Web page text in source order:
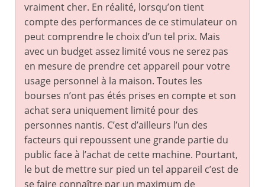
vraiment cher. En réalité, lorsqu’on tient
compte des performances de ce stimulateur on
peut comprendre le choix d’un tel prix. Mais
avec un budget assez limité vous ne serez pas
en mesure de prendre cet appareil pour votre
usage personnel à la maison. Toutes les
bourses n’ont pas étés prises en compte et son
achat sera uniquement limité pour des
personnes nantis. C’est d’ailleurs l’un des
facteurs qui repoussent une grande partie du
public face à l’achat de cette machine. Pourtant,
le but de mettre sur pied un tel appareil c’est de
se faire connaître par un maximum de